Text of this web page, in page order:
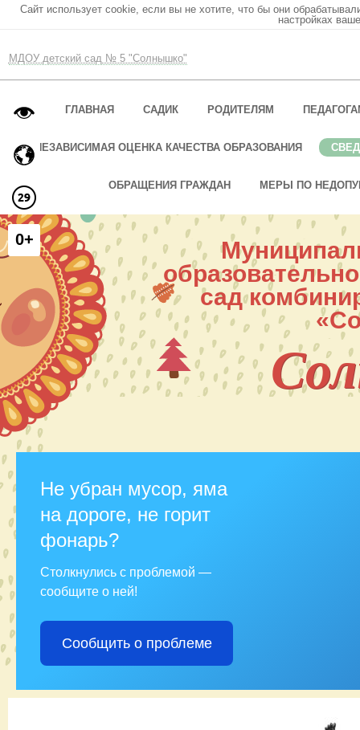
Сайт использует cookie, если вы не хотите, что бы они
настройках
МДОУ детский сад № 5 "Солнышко"
ГЛАВНАЯ САДИК РОДИТЕЛЯМ
НЕЗАВИСИМАЯ ОЦЕНКА КАЧЕСТВА ОБРАЗОВАНИЯ
ОБРАЩЕНИЯ ГРАЖДАН МЕРЫ ПО
сад
Не убран мусор, яма
на дороге, не горит
фонарь?
Столкнулись с проблемой —
сообщите о ней!
Сообщить о проблеме
0+